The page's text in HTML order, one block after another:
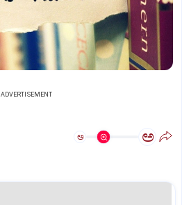
ADVERTISEMENT
ಅ ಅ